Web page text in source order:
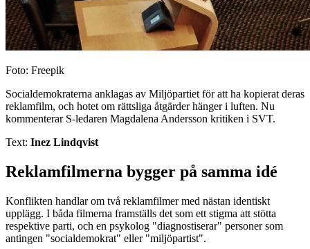
Foto: Freepik
Socialdemokraterna anklagas av Miljöpartiet för att ha kopierat deras
reklamfilm, och hotet om rättsliga åtgärder hänger i luften. Nu
kommenterar S-ledaren Magdalena Andersson kritiken i SVT.
Text: Inez Lindqvist
Reklamfilmerna bygger på samma idé
Konflikten handlar om två reklamfilmer med nästan identiskt
upplägg. I båda filmerna framställs det som ett stigma att stötta
respektive parti, och en psykolog "diagnostiserar" personer som
antingen "socialdemokrat" eller "miljöpartist".